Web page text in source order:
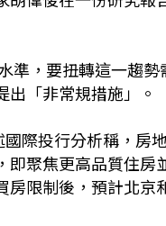
準，要扭轉這一趨
「非常規措施」。
際投行分析稱，房
聚焦更高品質住
限制後，預計北京